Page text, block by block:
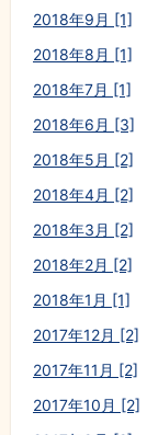
2018年9月 [1]
2018年8月 [1]
2018年7月 [1]
2018年6月 [3]
2018年5月 [2]
2018年4月 [2]
2018年3月 [2]
2018年2月 [2]
2018年1月 [1]
2017年12月 [2]
2017年11月 [2]
2017年10月 [2]